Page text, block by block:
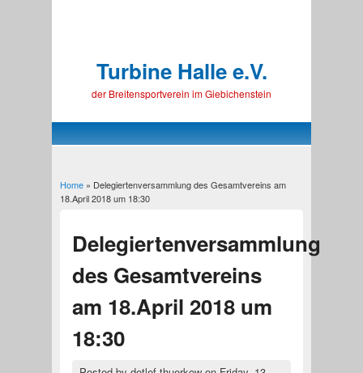
Turbine Halle e.V.
der Breitensportverein im Giebichenstein
You are here
Home» Delegiertenversammlung des Gesamtvereins am
18.April 2018 um 18:30
Delegiertenversammlung
des Gesamtvereins
am 18.April 2018 um
18:30